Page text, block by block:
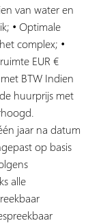
van water en
• Optimale
complex; •
EUR €
BTW Indien
huurprijs met
jaar na datum
op basis
alle